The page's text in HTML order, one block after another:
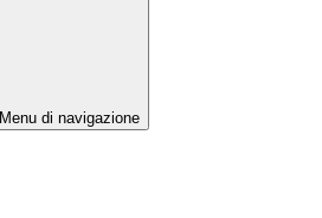
Menu di navigazione